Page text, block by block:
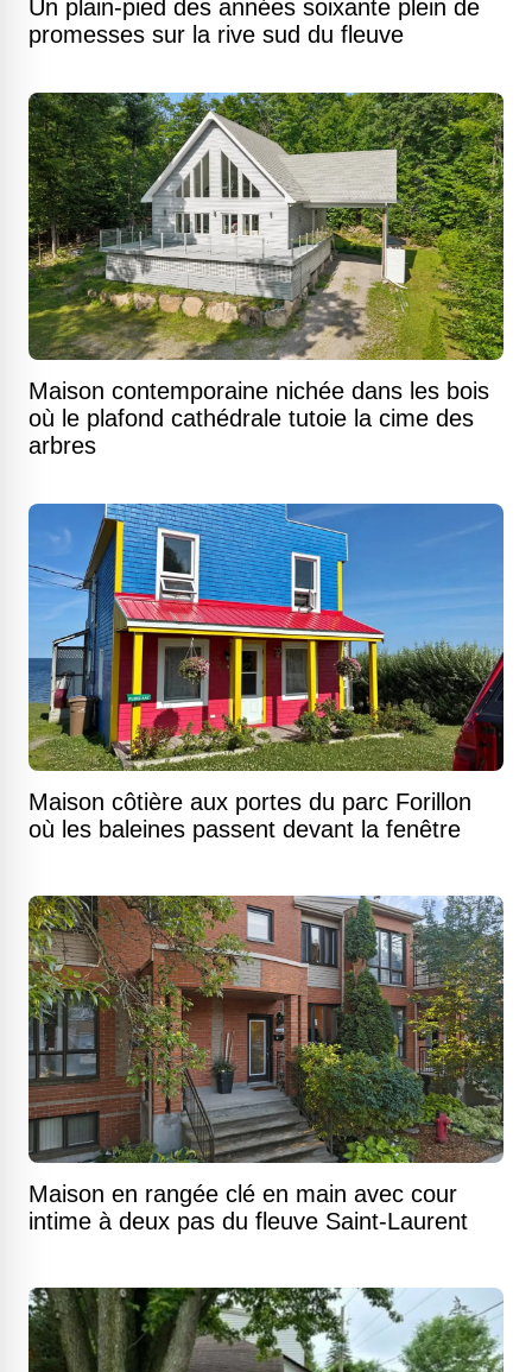
Un plain-pied des années soixante plein de
promesses sur la rive sud du fleuve
Maison contemporaine nichée dans les bois
où le plafond cathédrale tutoie la cime des
arbres
Maison côtière aux portes du parc Forillon
où les baleines passent devant la fenêtre
Maison en rangée clé en main avec cour
intime à deux pas du fleuve Saint-Laurent